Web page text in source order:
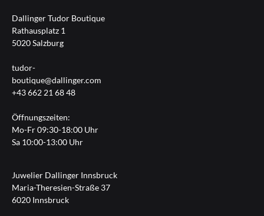
Dallinger Tudor Boutique
Rathausplatz 1
5020 Salzburg
tudor-
boutique@dallinger.com
+43 662 21 68 48
Öffnungszeiten:
Mo-Fr 09:30-18:00 Uhr
Sa 10:00-13:00 Uhr
Juwelier Dallinger Innsbruck
Maria-Theresien-Straße 37
6020 Innsbruck